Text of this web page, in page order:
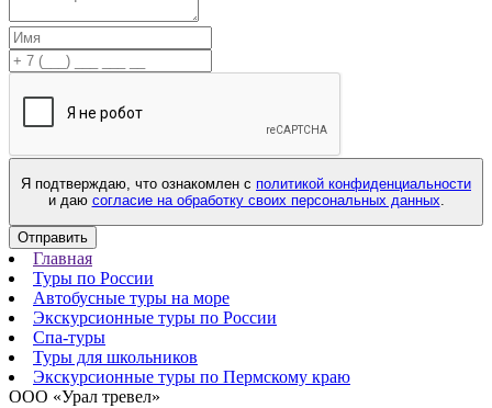
Я подтверждаю, что ознакомлен с политикой конфиденциальности
и даю согласие на обработку своих персональных данных.
Отправить
Главная
Туры по России
Автобусные туры на море
Экскурсионные туры по России
Спа-туры
Туры для школьников
Экскурсионные туры по Пермскому краю
ООО «Урал тревел»